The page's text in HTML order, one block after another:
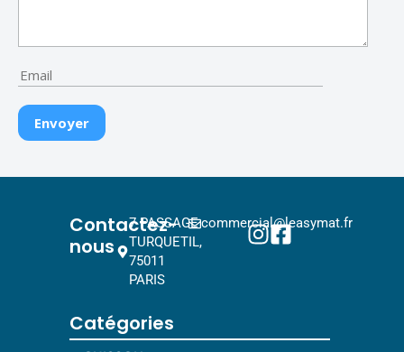
Contactez-
nous
7 PASSAGE
TURQUETIL,
75011
PARIS
commercial@leasymat.fr
Catégories